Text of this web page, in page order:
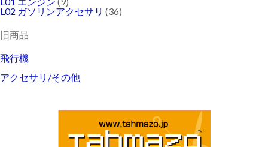
L02 ガソリンアクセサリ (36)
旧商品
飛行機
アクセサリ/その他